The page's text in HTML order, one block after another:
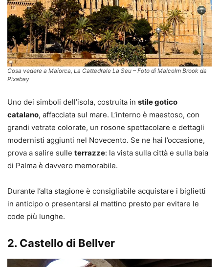
Cosa vedere a Maiorca, La Cattedrale La Seu – Foto di Malcolm Brook da
Pixabay
Uno dei simboli dell’isola, costruita in stile gotico
catalano, affacciata sul mare. L’interno è maestoso, con
grandi vetrate colorate, un rosone spettacolare e dettagli
modernisti aggiunti nel Novecento. Se ne hai l’occasione,
prova a salire sulle terrazze: la vista sulla città e sulla baia
di Palma è davvero memorabile.
Durante l’alta stagione è consigliabile acquistare i biglietti
in anticipo o presentarsi al mattino presto per evitare le
code più lunghe.
2. Castello di Bellver